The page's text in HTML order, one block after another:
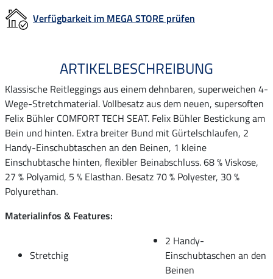
Verfügbarkeit im MEGA STORE prüfen
ARTIKELBESCHREIBUNG
Klassische Reitleggings aus einem dehnbaren, superweichen 4-
Wege-Stretchmaterial. Vollbesatz aus dem neuen, supersoften
Felix Bühler COMFORT TECH SEAT. Felix Bühler Bestickung am
Bein und hinten. Extra breiter Bund mit Gürtelschlaufen, 2
Handy-Einschubtaschen an den Beinen, 1 kleine
Einschubtasche hinten, flexibler Beinabschluss. 68 % Viskose,
27 % Polyamid, 5 % Elasthan. Besatz 70 % Polyester, 30 %
Polyurethan.
Materialinfos & Features:
Stretchig
2 Handy-
Einschubtaschen an den
Beinen